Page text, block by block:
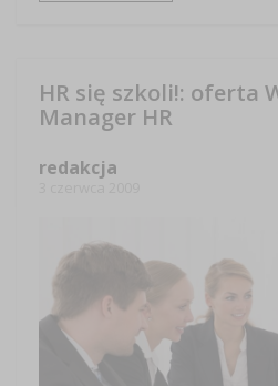
HR się szkoli!: oferta
Manager HR
redakcja